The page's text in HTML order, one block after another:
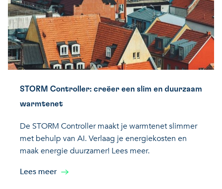
STORM Controller: creëer een slim en duurzaam
warmtenet
De STORM Controller maakt je warmtenet slimmer
met behulp van AI. Verlaag je energiekosten en
maak energie duurzamer! Lees meer.
Lees meer